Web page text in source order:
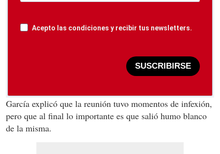
Acepto las condiciones y recibir tus newsletters.
SUSCRIBIRSE
García explicó que la reunión tuvo momentos de infexión,
pero que al final lo importante es que salió humo blanco
de la misma.